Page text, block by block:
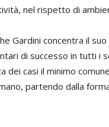
nel rispetto di
Gardini concentra il
di successo in tutti
dei casi il minimo
partendo dalla